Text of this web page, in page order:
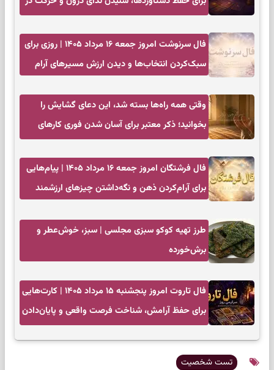
فال سرنوشت امروز جمعه ۱۶ مرداد ۱۴۰۵ | روزی برای
سبک‌کردن انتخاب‌ها و دیدن ارزش مسیرهای آرام
وقتی همه راه‌ها بسته شد، این دعای گشایش را
بخوانید؛ ذکر معتبر برای آسان شدن فوری کارهای
فال فرشتگان امروز جمعه ۱۶ مرداد ۱۴۰۵ | پیام‌هایی
برای آرام‌کردن ذهن و نگه‌داشتن چیزهای ارزشمند
طرز تهیه کوکو سبزی مجلسی | سبز، خوش‌عطر و
برش‌خورده
فال تاروت امروز پنجشنبه ۱۵ مرداد ۱۴۰۵ | کارت‌هایی
برای حفظ آرامش، شناخت فرصت واقعی و پایان‌دادن
تست شخصیت